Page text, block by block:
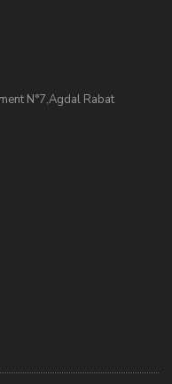
N°7,Agdal Rabat